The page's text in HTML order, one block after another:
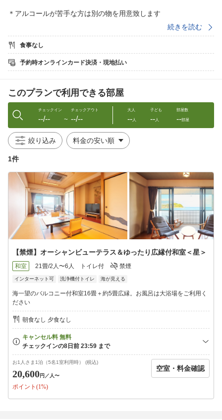
＊アルコールが苦手な方は別の物を用意致します
＊お祝いのメッセージの内容、記入したいお客様のお名前を
【お食事】
［夕食：スタンダード会席］
（献立一例）
・たこぶつ
・鮑の踊り焼き
・旬魚の西京焼き
・大アサリ
・篠島名物しらす天ぷら
・しらすのだし茶漬け
・デザート
※団体（15名〜）のお客様は広間でのお食事も可能
［朝食：和定食］
自家製海苔の佃煮、しらすの佃煮、絶品アジの開き、釜揚げしら
す等を
ご用意。
・お食事場所：夕食は客室／朝食は海が見える広間
・お食事時間：夕食17時30分〜20時／朝食8〜9時
【客室】
全7室
※露天風呂付客室3室
【大浴場／貸切風呂】
展望風呂「万景の湯」・1階「うぐいすの湯」
朝 6:30〜9:30
21時以降は45分毎の貸切風呂
※予約制／チェックイン順
【送迎・荷物預かりサービス】
■篠島港までの送迎：14時半以降
（要事前相談）
■チェックイン前の荷物預かり可能
（持込みのみ）
続きを読む
食事なし
予約時オンラインカード決済・現地払い
このプランで利用できる部屋
チェックイン
--/-- 〜
チェックアウト
--/--
大人
--人
子ども
--人
部屋数
--部屋
絞り込み
1件
【禁煙】オーシャンビューテラス＆ゆったり広縁付和室＜星＞
和室 21畳/2人〜6人 トイレ付 禁煙
インターネット可 洗浄機付トイレ 海が見える
海一望のバルコニー付和室16畳＋約5畳広縁。お風呂は大浴場をご利用く
ださい
朝食なし 夕食なし
お1人さま1泊（5名1室利用時） (税込)
20,600円 ／人〜
ポイント(1%)
空室・料金確認